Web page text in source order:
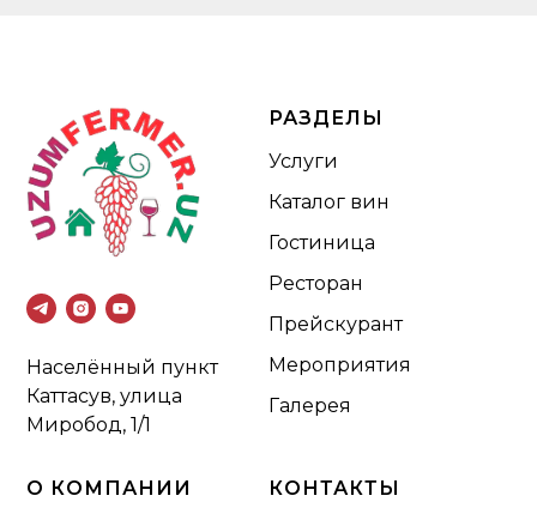
Населённый пункт
Каттасув, улица
Миробод, 1/1
РАЗДЕЛЫ
Услуги
Каталог вин
Гостиница
Ресторан
Прейскурант
Мероприятия
Галерея
О КОМПАНИИ
КОНТАКТЫ